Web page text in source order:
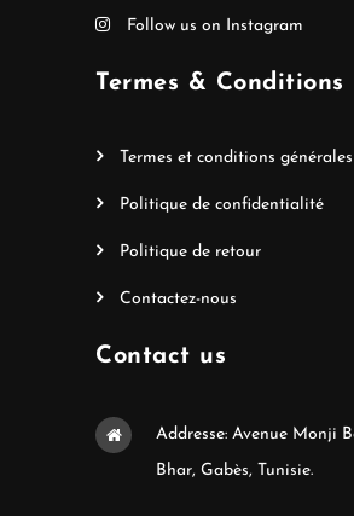
Follow us on Instagram
Termes & Conditions
Termes et conditions générales
Politique de confidentialité
Politique de retour
Contactez-nous
Contact us
Addresse: Avenue Monji
Bhar, Gabès, Tunisie.